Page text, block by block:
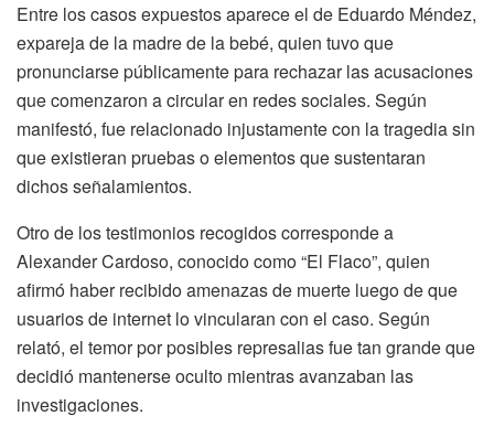
Entre los casos expuestos aparece el de Eduardo Méndez,
expareja de la madre de la bebé, quien tuvo que
pronunciarse públicamente para rechazar las acusaciones
que comenzaron a circular en redes sociales. Según
manifestó, fue relacionado injustamente con la tragedia sin
que existieran pruebas o elementos que sustentaran
dichos señalamientos.
Otro de los testimonios recogidos corresponde a
Alexander Cardoso, conocido como “El Flaco”, quien
afirmó haber recibido amenazas de muerte luego de que
usuarios de internet lo vincularan con el caso. Según
relató, el temor por posibles represalias fue tan grande que
decidió mantenerse oculto mientras avanzaban las
investigaciones.